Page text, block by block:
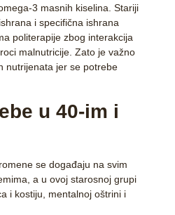
3 masnih kiselina. Stariji
i specifična ishrana
politerapije zbog interakcija
malnutricije. Zato je važno
nutrijenata jer se potrebe
u 40-im i
se događaju na svim
a u ovoj starosnoj grupi
i kostiju, mentalnoj oštrini i